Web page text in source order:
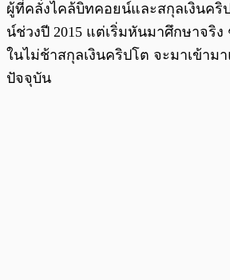
ผู้ที่คลั่งไคล้บิทคอยน์และสกุลเงินคริ
น์ช่วงปี 2015 แต่เริ่มหันมาศึกษาจริง
ในไม่ช้าสกุลเงินคริปโต จะมาเข้าม
ปัจจุบัน